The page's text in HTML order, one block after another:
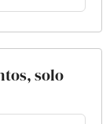
solo